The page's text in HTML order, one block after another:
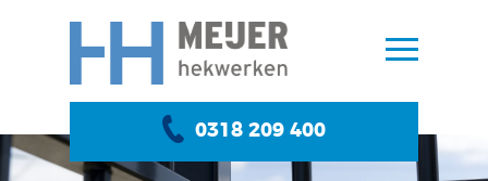
0318 209 400